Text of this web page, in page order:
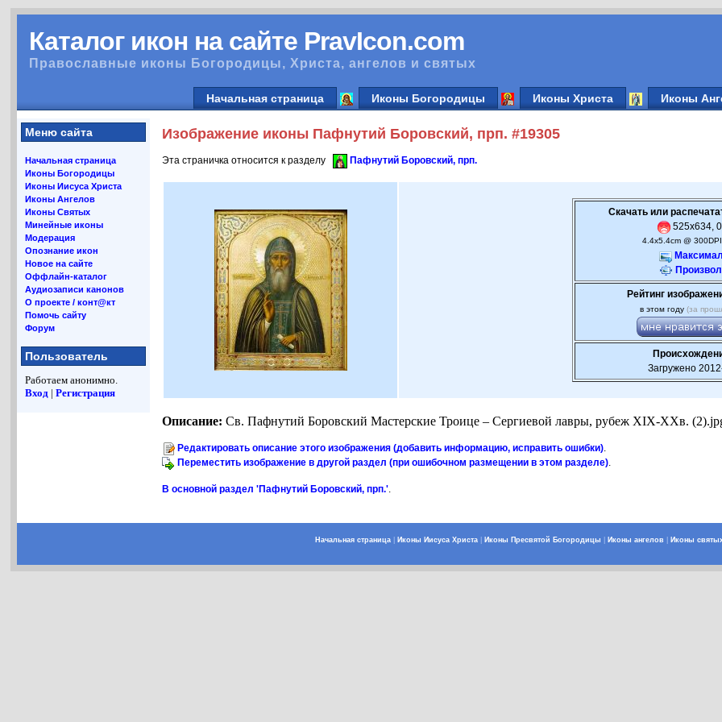
Каталог икон на сайте PravIcon.com
Православные иконы Богородицы, Христа, ангелов и святых
Начальная страница Иконы Богородицы Иконы Христа Иконы
Меню сайта
Начальная страница
Иконы Богородицы
Иконы Иисуса Христа
Иконы Ангелов
Иконы Святых
Минейные иконы
Модерация
Опознание икон
Новое на сайте
Оффлайн-каталог
Аудиозаписи канонов
О проекте / конт@кт
Помочь сайту
Форум
Пользователь
Работаем анонимно.
Вход |Регистрация
Изображение иконы Пафнутий Боровский, прп. #19305
Эта страничка относится к разделу Пафнутий Боровский, прп.
Скачать или
525x634,
4.4x5.4cm @
Рейтинг
в этом году (за
Загружено
Описание: Св. Пафнутий Боровский Мастерские Троице – Сергиевой лавры, рубеж XIX-XXв.
Редактировать описание этого изображения (добавить информацию, исправить ошибки).
Переместить изображение в другой раздел (при ошибочном размещении в этом разделе).
В основной раздел 'Пафнутий Боровский, прп.'.
Начальная страница Иконы Иисуса Христа Иконы Пресвятой Богородицы Иконы ангелов Иконы